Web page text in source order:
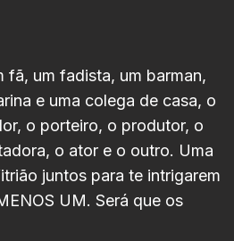
fã, um fadista, um barman,
e uma colega de casa, o
o porteiro, o produtor, o
o ator e o outro. Uma
juntos para te intrigarem
UM. Será que os